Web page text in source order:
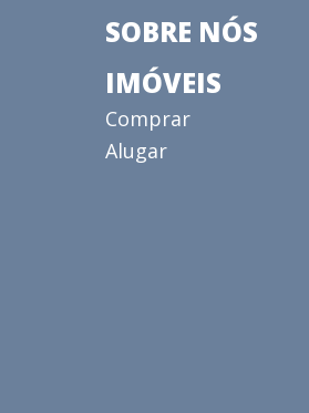
SOBRE NÓS
IMÓVEIS
Comprar
Alugar